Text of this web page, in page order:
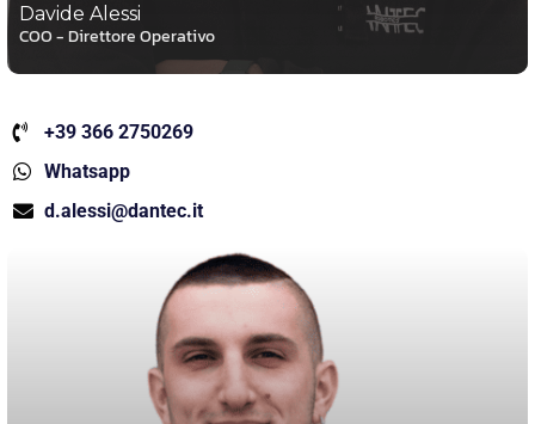
Davide Alessi
COO - Direttore Operativo
+39 366 2750269
Whatsapp
d.alessi@dantec.it